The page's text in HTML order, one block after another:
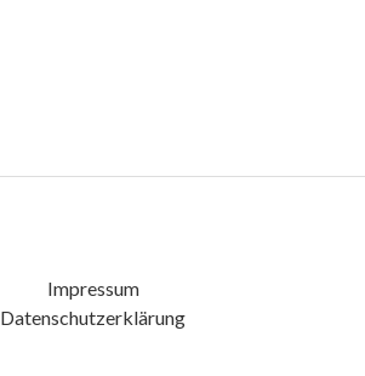
Impressum
Datenschutzerklärung